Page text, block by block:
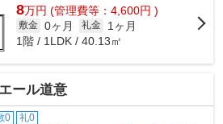
8万円 (管理費等：4,600円 )
敷金 0ヶ月 礼金
1ヶ月
1階 / 1LDK / 40.13㎡
ール道意
0 礼0